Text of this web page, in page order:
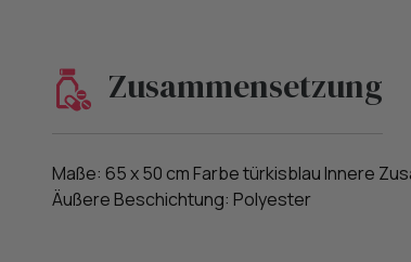
Zusammensetzung
Maße: 65 x 50 cm Farbe türkisblau Innere
Äußere Beschichtung: Polyester